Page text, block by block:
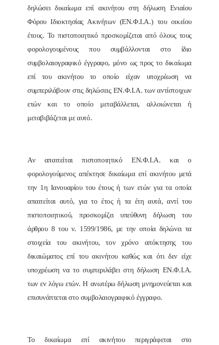
δηλώσει δικαίωμα επί ακινήτου στη δήλωση Ενιαίου
Φόρου Ιδιοκτησίας Ακινήτων (ΕΝ.Φ.Ι.Α.) του οικείου
έτους. Το πιστοποιητικό προσκομίζεται από όλους τους
φορολογουμένους που συμβάλλονται στο ίδιο
συμβολαιογραφικό έγγραφο, μόνο ως προς το δικαίωμα
επί του ακινήτου το οποίο είχαν υποχρέωση να
συμπεριλάβουν στις δηλώσεις ΕΝ.Φ.Ι.Α. των αντίστοιχων
ετών και το οποίο μεταβάλλεται, αλλοιώνεται ή
μεταβιβάζεται με αυτό.
Αν απαιτείται πιστοποιητικό ΕΝ.Φ.Ι.Α. και ο
φορολογούμενος απέκτησε δικαίωμα επί ακινήτου μετά
την 1η Ιανουαρίου του έτους ή των ετών για τα οποία
απαιτείται αυτό, για το έτος ή τα έτη αυτά, αντί του
πιστοποιητικού, προσκομίζει υπεύθυνη δήλωση του
άρθρου 8 του ν. 1599/1986, με την οποία δηλώνει τα
στοιχεία του ακινήτου, τον χρόνο απόκτησης του
δικαιώματος επί του ακινήτου καθώς και ότι δεν είχε
υποχρέωση να το συμπεριλάβει στη δήλωση ΕΝ.Φ.Ι.Α.
των εν λόγω ετών. Η ανωτέρω δήλωση μνημονεύεται και
επισυνάπτεται στο συμβολαιογραφικό έγγραφο.
Το δικαίωμα επί ακινήτου περιγράφεται στο